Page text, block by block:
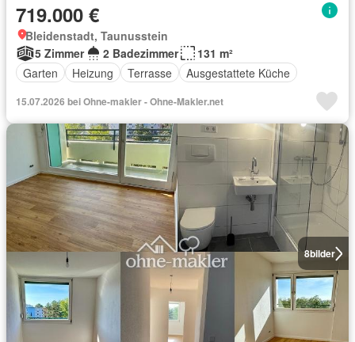
719.000 €
Bleidenstadt, Taunusstein
5 Zimmer
2 Badezimmer
131 m²
Garten
Heizung Terrasse Ausgestattete Küche
15.07.2026 bei Ohne-makler - Ohne-Makler.net
8bilder